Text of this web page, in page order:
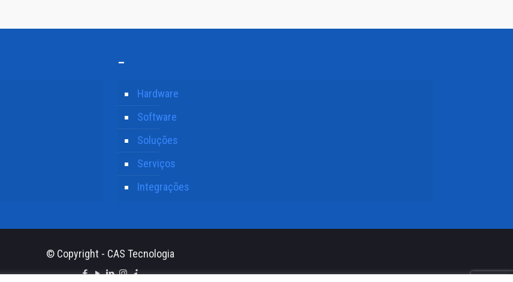
–
Hardware
Software
Soluções
Serviços
Integrações
© Copyright - CAS Tecnologia